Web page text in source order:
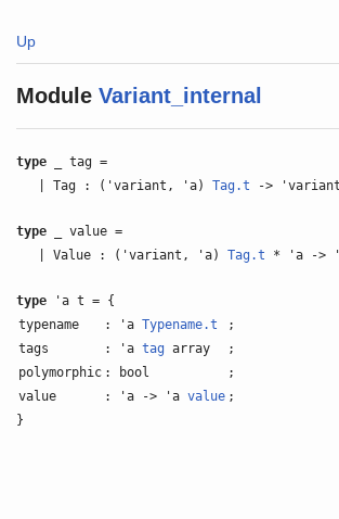
Up
Module Variant_internal
type _ tag =
| Tag : ('variant, 'a)Tag.t ->
type _ value =
| Value : ('variant, 'a)Tag.t * 'a ->
type 'a t = {
typename
: 'aTypename.t
;
tags
: 'atag array
;
polymorphic : bool
;
value
: 'a -> 'avalue ;
}